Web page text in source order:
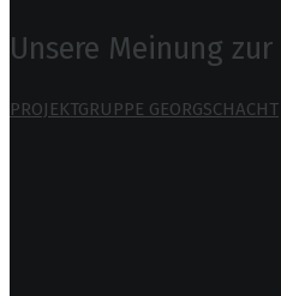
Unsere Meinung
PROJEKTGRUPPE GEORGSCHACHT